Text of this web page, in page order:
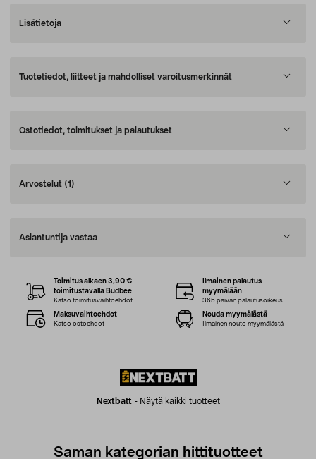
Lisätietoja
Tuotetiedot, liitteet ja mahdolliset varoitusmerkinnät
Ostotiedot, toimitukset ja palautukset
Arvostelut (1)
Asiantuntija vastaa
Nextbatt- Näytä kaikki tuotteet
Toimitus alkaen 3,90 €
toimitustavalla Budbee
Katso toimitusvaihtoehdot
Ilmainen palautus
myymälään
365 päivän palautusoikeus
Maksuvaihtoehdot
Katso ostoehdot
Nouda myymälästä
Ilmainen nouto myymälästä
Saman kategorian hittituotteet